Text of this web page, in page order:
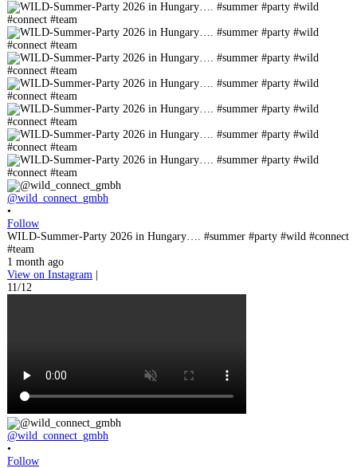
@wild_connect_gmbh
•
Follow
WILD-Summer-Party 2026 in Hungary…. #summer #party #wild #connect
#team
1 month ago
View on Instagram |
11/12
@wild_connect_gmbh
•
Follow